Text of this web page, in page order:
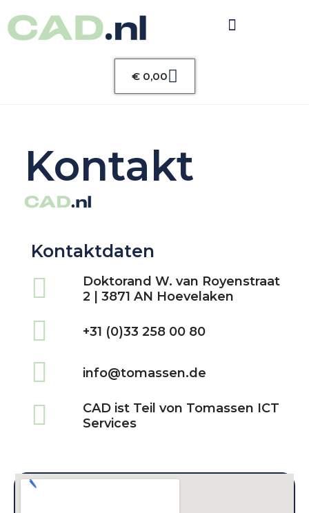
€0,00Warenkorb
Kontakt
Kontaktdaten
Doktorand W. van Royenstraat
2 | 3871 AN Hoevelaken
+31 (0)33 258 00 80
info@tomassen.de
CAD ist Teil von Tomassen ICT
Services